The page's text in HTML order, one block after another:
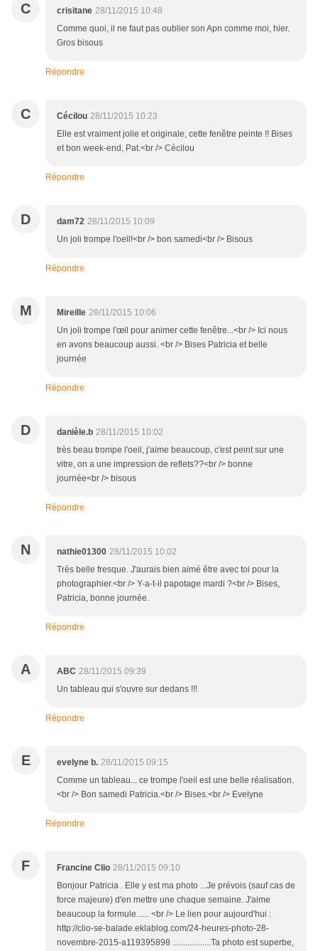
C crisitane 28/11/2015 10:48
Comme quoi, il ne faut pas oublier son Apn comme moi, hier.
Gros bisous
Répondre
C Cécilou 28/11/2015 10:23
Elle est vraiment jolie et originale, cette fenêtre peinte !! Bises
et bon week-end, Pat.<br /> Cécilou
Répondre
D dam72 28/11/2015 10:09
Un joli trompe l'oeil!<br /> bon samedi<br /> Bisous
Répondre
M Mireille 28/11/2015 10:06
Un joli trompe l'œil pour animer cette fenêtre...<br /> Ici nous
en avons beaucoup aussi. <br /> Bises Patricia et belle
journée
Répondre
D danièle.b 28/11/2015 10:02
très beau trompe l'oeil, j'aime beaucoup, c'est peint sur une
vitre, on a une impression de reflets??<br /> bonne
journée<br /> bisous
Répondre
N nathie01300 28/11/2015 10:02
Très belle fresque. J'aurais bien aimé être avec toi pour la
photographier.<br /> Y-a-t-il papotage mardi ?<br /> Bises,
Patricia, bonne journée.
Répondre
A ABC 28/11/2015 09:39
Un tableau qui s'ouvre sur dedans !!!
Répondre
E evelyne b. 28/11/2015 09:15
Comme un tableau... ce trompe l'oeil est une belle réalisation.
<br /> Bon samedi Patricia.<br /> Bises.<br /> Evelyne
Répondre
F Francine Clio 28/11/2015 09:10
Bonjour Patricia . Elle y est ma photo ...Je prévois (sauf cas de
force majeure) d'en mettre une chaque semaine. J'aime
beaucoup la formule...... <br /> Le lien pour aujourd'hui :
http://clio-se-balade.eklablog.com/24-heures-photo-28-
novembre-2015-a119395898 ..................Ta photo est superbe,